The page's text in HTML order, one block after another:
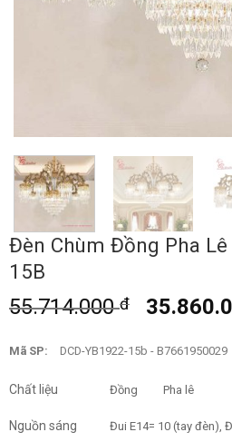
Đèn Chùm Đồng Pha
15B
55.714.000đ
Mã SP: DCD-YB1922-15b - B7661950029
Chất liệu Đồng Pha lê
Nguồn sáng Đui E14= 10 (tay đèn),